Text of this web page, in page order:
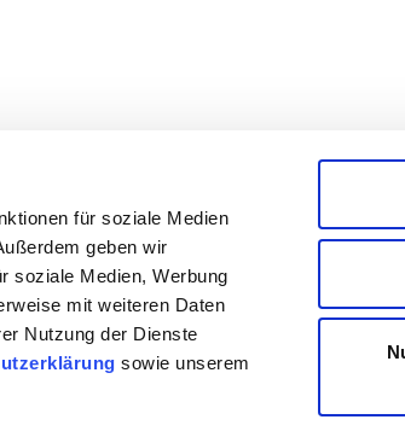
für soziale Medien
geben wir
soziale Medien, Werbung
mit weiteren Daten
Nutzung der Dienste
sowie unserem